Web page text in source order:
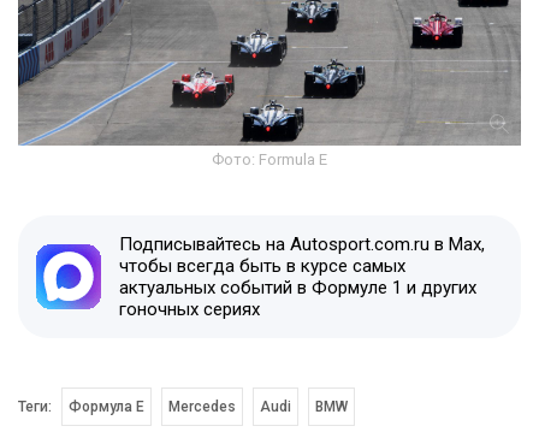
Фото: Formula E
Подписывайтесь на Autosport.com.ru в Max,
чтобы всегда быть в курсе самых
актуальных событий в Формуле 1 и других
гоночных сериях
Теги: Формула E Mercedes Audi BMW